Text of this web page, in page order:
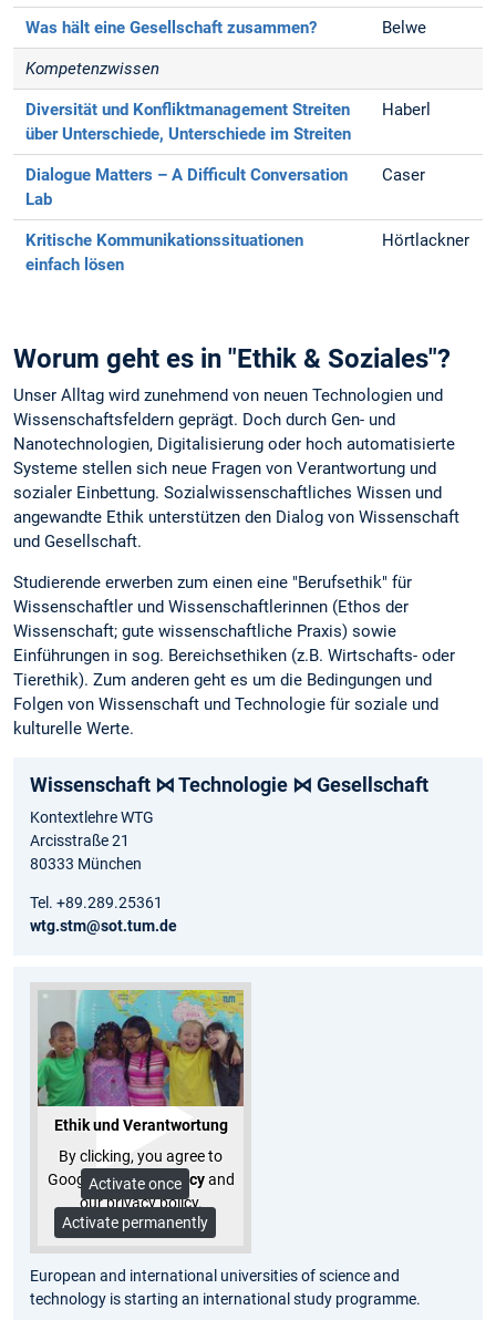
Was hält eine Gesellschaft zusammen? Belwe
Kompetenzwissen
Diversität und Konfliktmanagement Streiten
über Unterschiede, Unterschiede im Streiten
Haberl
Dialogue Matters – A Difficult Conversation
Lab
Caser
Kritische Kommunikationssituationen
einfach lösen
Hörtlackner
Worum geht es in "Ethik & Soziales"?
Unser Alltag wird zunehmend von neuen Technologien und
Wissenschaftsfeldern geprägt. Doch durch Gen- und
Nanotechnologien, Digitalisierung oder hoch automatisierte
Systeme stellen sich neue Fragen von Verantwortung und
sozialer Einbettung. Sozialwissenschaftliches Wissen und
angewandte Ethik unterstützen den Dialog von Wissenschaft
und Gesellschaft.
Studierende erwerben zum einen eine "Berufsethik" für
Wissenschaftler und Wissenschaftlerinnen (Ethos der
Wissenschaft; gute wissenschaftliche Praxis) sowie
Einführungen in sog. Bereichsethiken (z.B. Wirtschafts- oder
Tierethik). Zum anderen geht es um die Bedingungen und
Folgen von Wissenschaft und Technologie für soziale und
kulturelle Werte.
Wissenschaft ⋈ Technologie ⋈ Gesellschaft
Kontextlehre WTG
Arcisstraße 21
80333 München
Tel. +89.289.25361
wtg.stm@sot.tum.de
Ethik und Verantwortung
By clicking, you agree to
Google'sprivacy policyand
our privacy policy.
More Info
Activate once
Activate permanently
European and international universities of science and
technology is starting an international study programme.